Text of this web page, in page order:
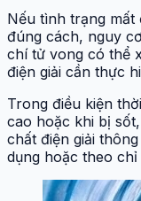
Nếu tình trạng mất
đúng cách, nguy
chí tử vong có thể
điện giải cần thực
Trong điều kiện
cao hoặc khi bị
chất điện giải
dụng hoặc theo